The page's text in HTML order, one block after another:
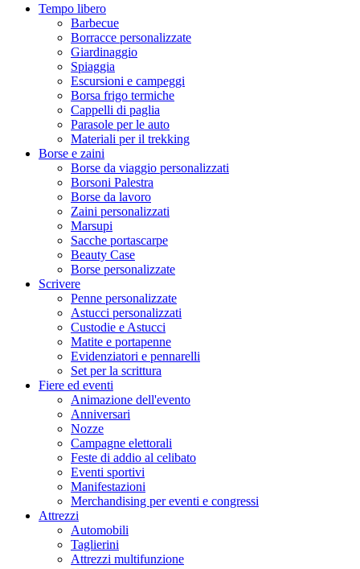
Tempo libero
Barbecue
Borracce personalizzate
Giardinaggio
Spiaggia
Escursioni e campeggi
Borsa frigo termiche
Cappelli di paglia
Parasole per le auto
Materiali per il trekking
Borse e zaini
Borse da viaggio personalizzati
Borsoni Palestra
Borse da lavoro
Zaini personalizzati
Marsupi
Sacche portascarpe
Beauty Case
Borse personalizzate
Scrivere
Penne personalizzate
Astucci personalizzati
Custodie e Astucci
Matite e portapenne
Evidenziatori e pennarelli
Set per la scrittura
Fiere ed eventi
Animazione dell'evento
Anniversari
Nozze
Campagne elettorali
Feste di addio al celibato
Eventi sportivi
Manifestazioni
Merchandising per eventi e congressi
Attrezzi
Automobili
Taglierini
Attrezzi multifunzione